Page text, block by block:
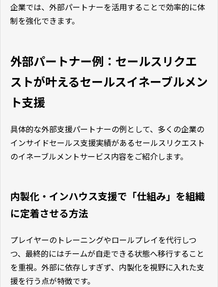
企業では、外部パートナーを活用することで効率的に体
制を強化できます。
外部パートナー例：セールスリクエ
ストが叶えるセールスイネーブルメン
ト支援
具体的な外部支援パートナーの例として、多くの企業の
インサイドセールス支援実績があるセールスリクエスト
のイネーブルメントサービス内容をご紹介します。
内製化・インハウス支援で「仕組み」を組織
に定着させる方法
プレイヤーのトレーニングやロールプレイを代行しつ
つ、最終的にはチームが自走できる状態へ移行すること
を重視。外部に依存しすぎず、内製化を視野に入れた支
援を行う点が特徴です。